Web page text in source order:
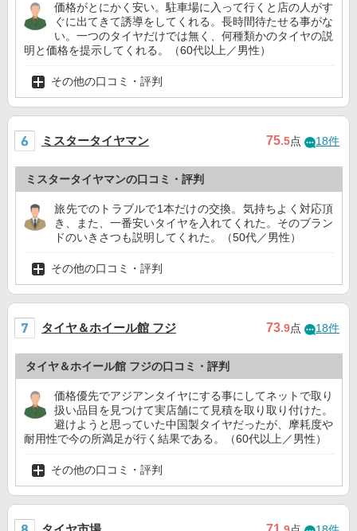
価格がとにかく安い。駐車場に入って行くと店の人がす
ぐに出てきて誘導をしてくれる。長時間待たせる事がな
い。一つのタイヤだけでは無く、何種類かのタイヤの説
明と価格を提示してくれる。（60代以上／男性）
その他の口コミ・評判
ミスタータイヤマン 75.5点 18件
ミスタータイヤマンの口コミ・評判
旅先でのトラブルで1本だけの交換。気持ちよく対応頂
き、また、一番安いタイヤを入れてくれた。そのブラン
ドのいきさつも説明してくれた。（50代／男性）
その他の口コミ・評判
タイヤ＆ホイール館 フジ 73.9点 18件
タイヤ＆ホイール館 フジの口コミ・評判
価格優先でアジアンタイヤにする事にしてネットで取り
扱い品目を見つけて実店舗にて見積を取り取り付けた。
避けようと思っていた中国製タイヤだったが、摩耗度や
耐用性で今の所満足が行く結果である。（60代以上／男性）
その他の口コミ・評判